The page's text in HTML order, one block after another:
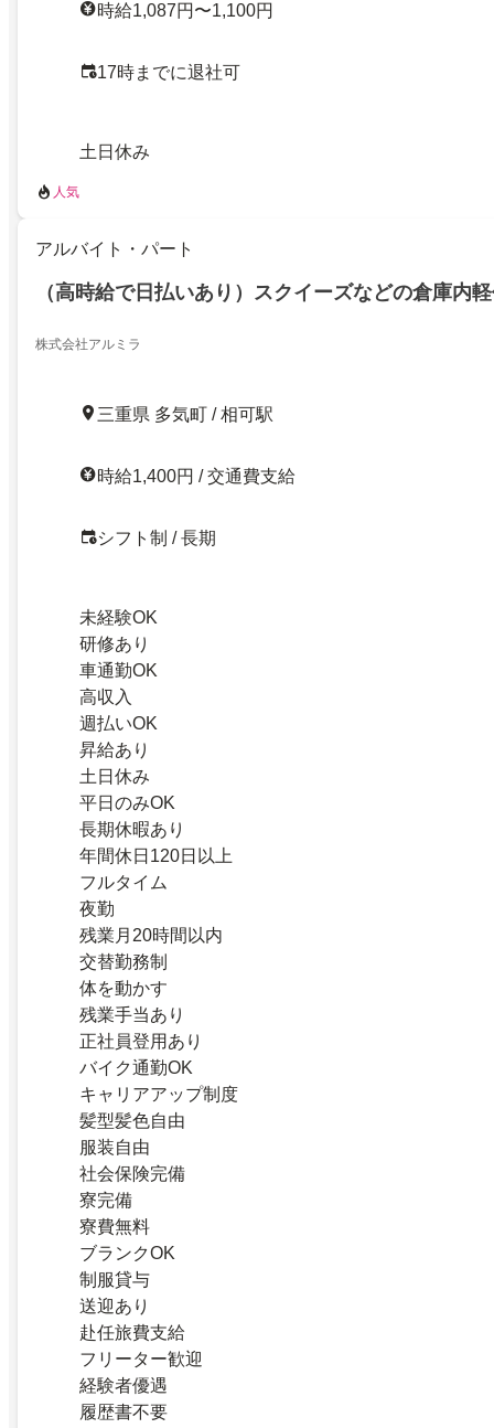
時給1,087円〜1,100円
17時までに退社可
土日休み
人気
アルバイト・パート
（高時給で日払いあり）スクイーズなどの倉庫内
株式会社アルミラ
三重県 多気町 / 相可駅
時給1,400円 / 交通費支給
シフト制 / 長期
未経験OK
研修あり
車通勤OK
高収入
週払いOK
昇給あり
土日休み
平日のみOK
長期休暇あり
年間休日120日以上
フルタイム
夜勤
残業月20時間以内
交替勤務制
体を動かす
残業手当あり
正社員登用あり
バイク通勤OK
キャリアアップ制度
髪型髪色自由
服装自由
社会保険完備
寮完備
寮費無料
ブランクOK
制服貸与
送迎あり
赴任旅費支給
フリーター歓迎
経験者優遇
履歴書不要